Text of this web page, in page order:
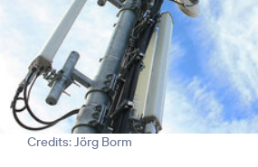
Credits: Jörg Borm